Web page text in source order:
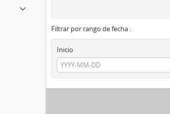
Filtrar por rango de fecha :
Inicio